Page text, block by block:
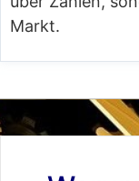
Markt.